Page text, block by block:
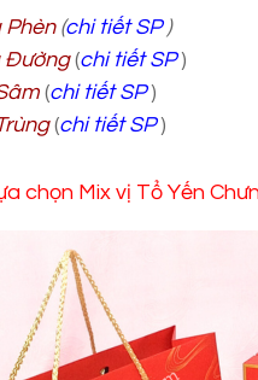
Phèn(chi tiết SP )
Đường(chi tiết SP )
(chi tiết SP )
(chi tiết SP )
chọn Mix vị Tổ Yến